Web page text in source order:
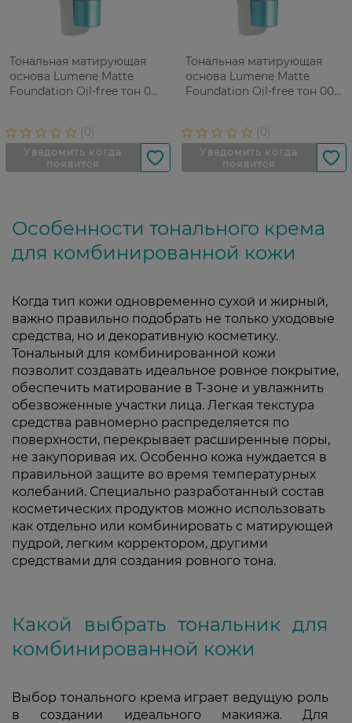
Тональная матирующая
основа Lumene Matte
Foundation Oil-free тон 0
Тональная матирующая
основа Lumene Matte
Foundation Oil-free тон 00
Особенности тонального крема
для комбинированной кожи
Когда тип кожи одновременно сухой и жирный,
важно правильно подобрать не только уходовые
средства, но и декоративную косметику.
Тональный для комбинированной кожи
позволит создавать идеальное ровное покрытие,
обеспечить матирование в Т-зоне и увлажнить
обезвоженные участки лица. Легкая текстура
средства равномерно распределяется по
поверхности, перекрывает расширенные поры,
не закупоривая их. Особенно кожа нуждается в
правильной защите во время температурных
колебаний. Специально разработанный состав
косметических продуктов можно использовать
как отдельно или комбинировать с матирующей
пудрой, легким корректором, другими
средствами для создания ровного тона.
Какой выбрать тональник для
комбинированной кожи
Выбор тонального крема играет ведущую роль
в создании идеального макияжа. Для